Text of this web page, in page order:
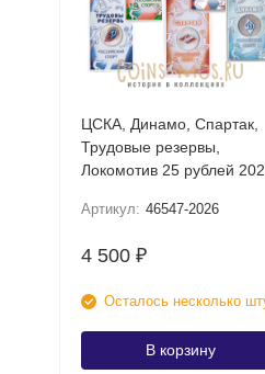
ЦСКА, Динамо, Спартак,
Трудовые резервы,
Локомотив 25 рублей 2026
Набор цветных монет в
Артикул: 46547-2026
4 500 ₽
Осталось несколько
В корзину